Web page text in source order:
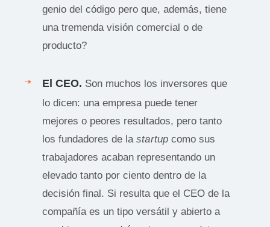
genio del código pero que, además, tiene
una tremenda visión comercial o de
producto?
El CEO. Son muchos los inversores que
lo dicen: una empresa puede tener
mejores o peores resultados, pero tanto
los fundadores de la startup como sus
trabajadores acaban representando un
elevado tanto por ciento dentro de la
decisión final. Si resulta que el CEO de la
compañía es un tipo versátil y abierto a